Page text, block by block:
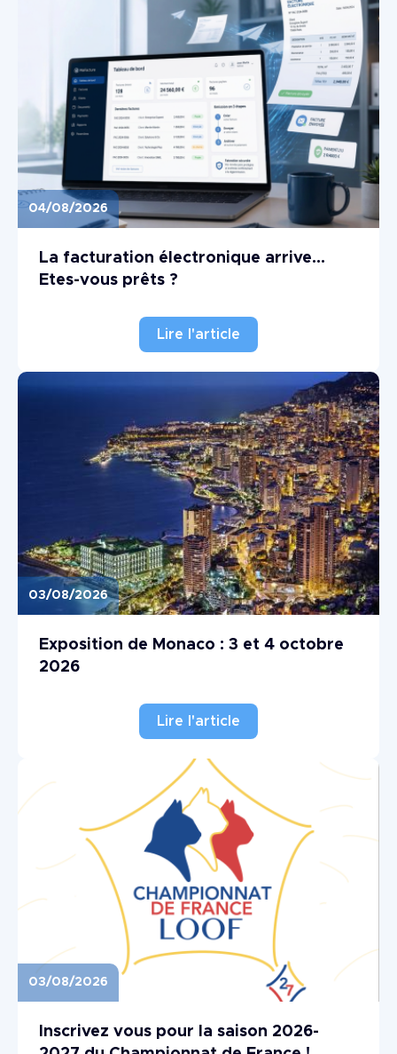
04/08/2026
La facturation électronique arrive...
Etes-vous prêts ?
Lire l'article
03/08/2026
Exposition de Monaco : 3 et 4 octobre
2026
Lire l'article
03/08/2026
Inscrivez vous pour la saison 2026-